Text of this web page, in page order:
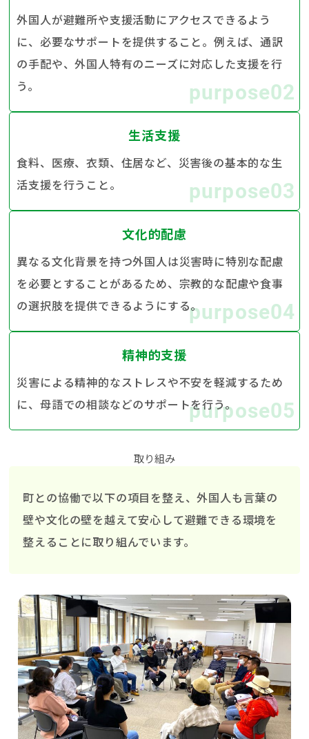
組織概要
お問い合わせ
purpose02
外国人が避難所や支援活動にアクセスできるよう
に、必要なサポートを提供すること。例えば、通訳
の手配や、外国人特有のニーズに対応した支援を行
う。
purpose03
生活支援
食料、医療、衣類、住居など、災害後の基本的な生
活支援を行うこと。
purpose04
文化的配慮
異なる文化背景を持つ外国人は災害時に特別な配慮
を必要とすることがあるため、宗教的な配慮や食事
の選択肢を提供できるようにする。
purpose05
精神的支援
災害による精神的なストレスや不安を軽減するため
に、母語での相談などのサポートを行う。
取り組み
町との協働で以下の項目を整え、外国人も言葉の
壁や文化の壁を越えて安心して避難できる環境を
整えることに取り組んでいます。